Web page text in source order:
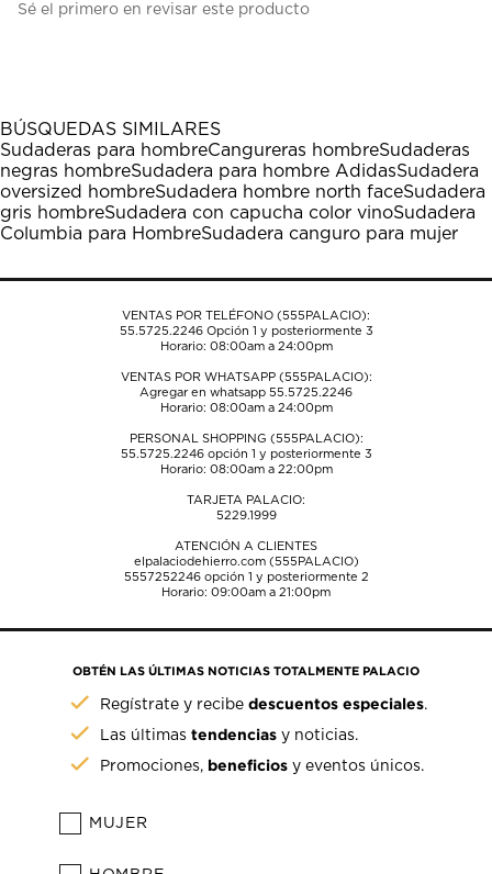
para
1
estrella
Esta
acción
abrirá
el
formulario
envío.
para
estrellas.
Esta
acción
abrirá
el
formulario
envío.
para
estrellas.
Esta
acción
abrirá
el
formulario
envío.
para
estrellas.
Esta
acción
abrirá
el
formulario
envío.
para
estrellas.
Esta
acción
abrirá
el
formulario
envío.
Sé el primero en revisar este producto
BÚSQUEDAS SIMILARES
Sudaderas para hombreCangureras hombreSudaderas
negras hombreSudadera para hombre AdidasSudadera
oversized hombreSudadera hombre north faceSudadera
gris hombreSudadera con capucha color vinoSudadera
Columbia para HombreSudadera canguro para mujer
VENTAS POR TELÉFONO (555PALACIO):
55.5725.2246Opción 1 y posteriormente 3
Horario: 08:00am a 24:00pm
VENTAS POR WHATSAPP (555PALACIO):
Agregar en whatsapp 55.5725.2246
Horario: 08:00am a 24:00pm
PERSONAL SHOPPING (555PALACIO):
55.5725.2246opción 1 y posteriormente 3
Horario: 08:00am a 22:00pm
TARJETA PALACIO:
5229.1999
ATENCIÓN A CLIENTES
elpalaciodehierro.com (555PALACIO)
5557252246opción 1 y posteriormente 2
Horario: 09:00am a 21:00pm
OBTÉN LAS ÚLTIMAS NOTICIAS TOTALMENTE PALACIO
Regístrate y recibedescuentos especiales.
Las últimastendencias y noticias.
Promociones, beneficios y eventos únicos.
MUJER